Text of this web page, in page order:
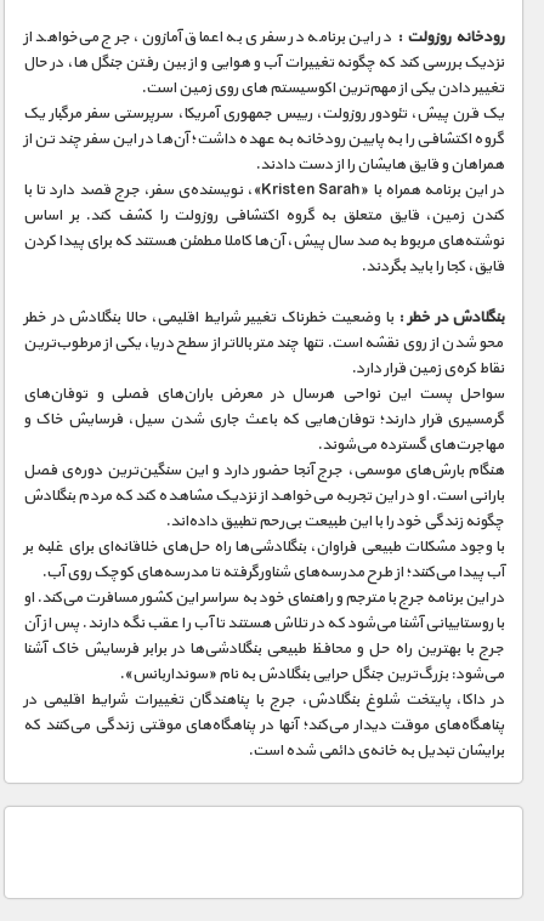
رودخانه روزولت : در این برنامه در سفری به اعماق آمازون، جرج می‌خواهد از
نزدیک بررسی کند که چگونه تغییرات آب و هوایی و از بین رفتن جنگل‌ ها، در حال
تغییر دادن یکی از مهم‌ترین اکوسیستم‌ های روی زمین است.
یک قرن پیش، تئودور روزولت، رییس جمهوری آمریکا، سرپرستی سفر مرگبار یک
گروه اکتشافی را به پایین رودخانه به عهده داشت؛ آن‌ها در این سفر چند تن از
همراهان و قایق‌ هایشان را از دست دادند.
در این برنامه همراه با «Kristen Sarah»، نویسنده‌ی سفر، جرج قصد دارد تا با
کندن زمین، قایق متعلق به گروه اکتشافی روزولت را کشف کند. بر اساس
نوشته‌های مربوط به صد سال پیش، آن‌ها کاملا مطمئن هستند که برای پیدا کردن
قایق، کجا را باید بگردند.
بنگلادش در خطر : با وضعیت خطرناک تغییر شرایط اقلیمی، حالا بنگلادش در خطر
محو شدن از روی نقشه است. تنها چند متر بالا‌تر از سطح دریا، یکی از مرطوب‌ترین
نقاط کره‌ی زمین قرار دارد.
سواحل پست این نواحی هرسال در معرض باران‌های فصلی و توفان‌های
گرمسیری قرار دارند؛ توفان‌هایی که باعث جاری شدن سیل، فرسایش خاک و
مهاجرت‌های گسترده می‌شوند.
هنگام بارش‌های موسمی، جرج آنجا حضور دارد و این سنگین‌ترین دوره‌ی فصل
بارانی است. او در این تجربه می‌خواهد از نزدیک مشاهده کند که مردم بنگلادش
چگونه زندگی خود را با این طبیعت بی‌رحم تطبیق داده‌اند.
با وجود مشکلات طبیعی فراوان، بنگلادشی‌ها راه حل‌های خلاقانه‌ای برای غلبه بر
آب پیدا می‌کنند؛ از طرح مدرسه‌های شناورگرفته تا مدرسه‌های کوچک روی آب.
در این برنامه جرج با مترجم و راهنمای خود به سراسر این کشور مسافرت می‌کند. او
با روستاییانی آشنا می‌شود که در تلاش هستند تا آب را عقب نگه دارند. پس از آن
جرج با بهترین راه حل و محافظ طبیعی بنگلادشی‌ها در برابر فرسایش خاک آشنا
می‌شود: بزرگ‌ترین جنگل حرایی بنگلادش به نام «سونداربانس».
در داکا، پایتخت شلوغ بنگلادش، جرج با پناهندگان تغییرات شرایط اقلیمی در
پناهگاه‌های موقت دیدار می‌کند؛ آنها در پناهگاه‌های موقتی زندگی می‌کنند که
برایشان تبدیل به خانه‌ی دائمی شده است.